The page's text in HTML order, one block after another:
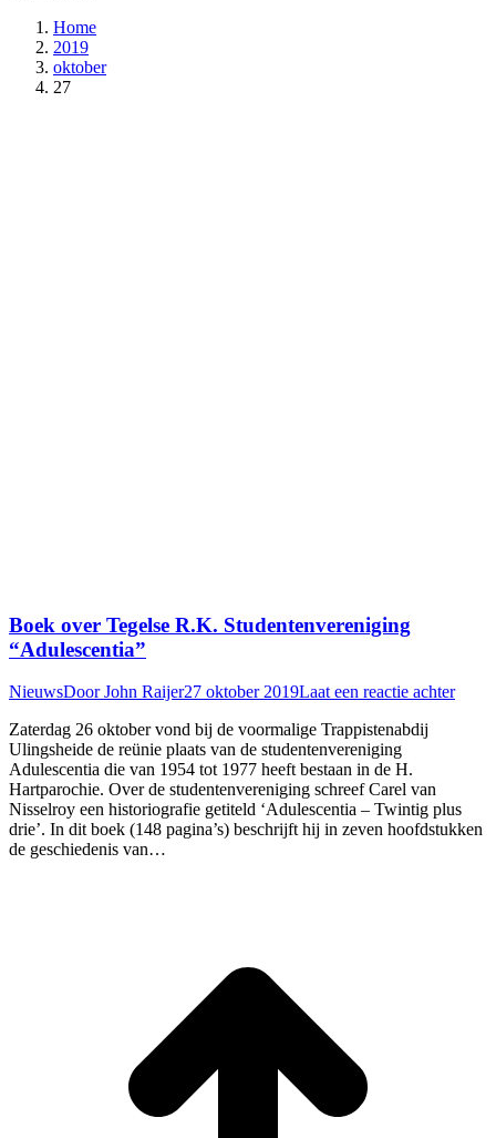
Home
2019
oktober
27
Boek over Tegelse R.K. Studentenvereniging
“Adulescentia”
NieuwsDoorJohn Raijer27 oktober 2019Laat een reactie achter
Zaterdag 26 oktober vond bij de voormalige Trappistenabdij
Ulingsheide de reünie plaats van de studentenvereniging
Adulescentia die van 1954 tot 1977 heeft bestaan in de H.
Hartparochie. Over de studentenvereniging schreef Carel van
Nisselroy een historiografie getiteld ‘Adulescentia – Twintig plus
drie’. In dit boek (148 pagina’s) beschrijft hij in zeven hoofdstukken
de geschiedenis van…